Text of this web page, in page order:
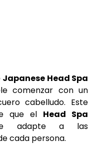
Japanese Head Spa
comenzar con un
cabelludo. Este
que el Head Spa
adapte a las
cada persona.